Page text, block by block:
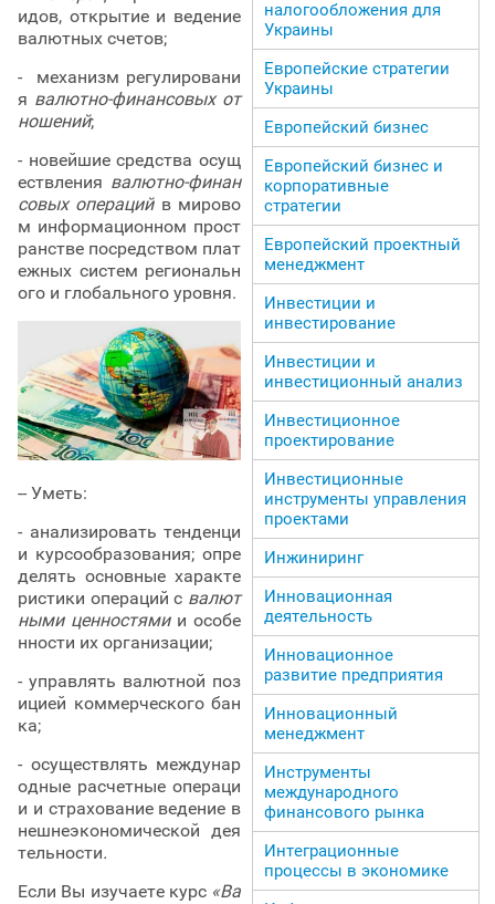
идов, открытие и ведение
валютных счетов;
- механизм регулировани
я валютно-финансовых от
ношений;
- новейшие средства осущ
ествления валютно-финан
совых операцийв мирово
м информационном прост
ранстве посредством плат
ежных систем региональн
ого и глобального уровня.
-- Уметь:
- анализировать тенденци
и курсообразования; опре
делять основные характе
ристики операций с валют
ными ценностямии особе
нности их организации;
- управлять валютной поз
ицией коммерческого бан
ка;
- осуществлять междунар
одные расчетные операци
и и страхование ведение в
нешнеэкономической дея
тельности.
Если Вы изучаете курс «Ва
налогообложения для
Украины
Европейские стратегии
Украины
Европейский бизнес
Европейский бизнес и
корпоративные
стратегии
Европейский проектный
менеджмент
Инвестиции и
инвестирование
Инвестиции и
инвестиционный анализ
Инвестиционное
проектирование
Инвестиционные
инструменты управления
проектами
Инжиниринг
Инновационная
деятельность
Инновационное
развитие предприятия
Инновационный
менеджмент
Инструменты
международного
финансового рынка
Интеграционные
процессы в экономике